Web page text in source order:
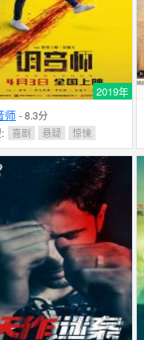
2019年
师 - 8.3分
喜剧 悬疑 惊悚